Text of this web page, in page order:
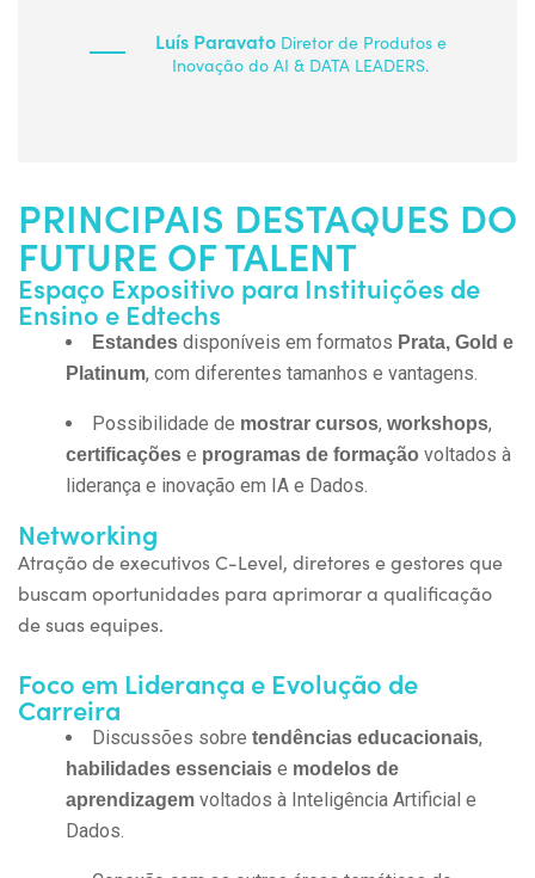
Luís Paravato Diretor de Produtos e
Inovação do AI & DATA LEADERS.
PRINCIPAIS DESTAQUES DO
FUTURE OF TALENT
Espaço Expositivo para Instituições de
Ensino e Edtechs
Estandes disponíveis em formatos Prata, Gold e
Platinum, com diferentes tamanhos e vantagens.
Possibilidade de mostrar cursos, workshops,
certificações e programas de formação voltados à
liderança e inovação em IA e Dados.
Networking
Atração deexecutivos C-Level, diretores e gestoresque
buscam oportunidades para aprimorar a qualificação
de suas equipes.
Foco em Liderança e Evolução de
Carreira
Discussões sobre tendências educacionais,
habilidades essenciais e modelos de
aprendizagem voltados à Inteligência Artificial e
Dados.